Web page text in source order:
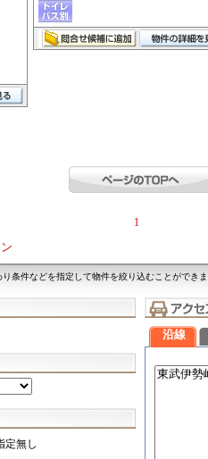
1
条件などを指定して物件を絞り込むことができ
定無し
沿線